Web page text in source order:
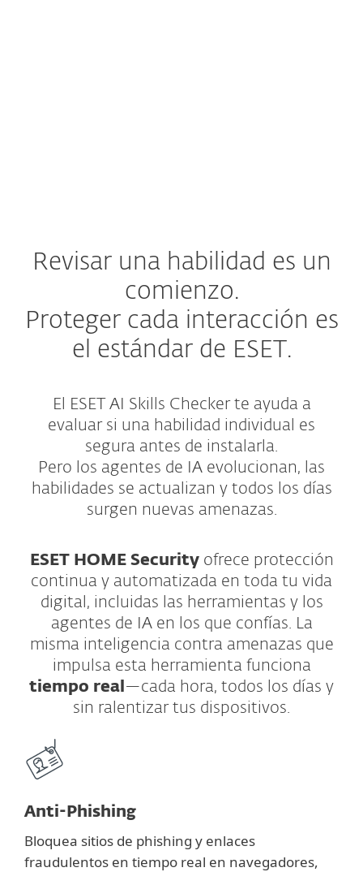
Revisar una habilidad es un
comienzo.
Proteger cada interacción es
el estándar de ESET.
El ESET AI Skills Checker te ayuda a
evaluar si una habilidad individual es
segura antes de instalarla.
Pero los agentes de IA evolucionan, las
habilidades se actualizan y todos los días
surgen nuevas amenazas.
ESET HOME Security ofrece protección
continua y automatizada en toda tu vida
digital, incluidas las herramientas y los
agentes de IA en los que confías. La
misma inteligencia contra amenazas que
impulsa esta herramienta funciona
tiempo real —cada hora, todos los días y
sin ralentizar tus dispositivos.
Anti-Phishing
Bloquea sitios de phishing y enlaces
fraudulentos en tiempo real en navegadores,